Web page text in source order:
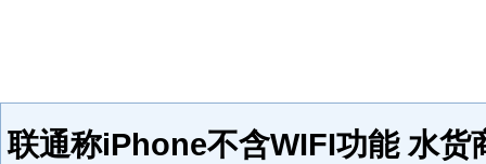
联通称iPhone不含WIFI功能 水货